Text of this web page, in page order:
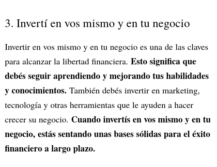
3. Invertí en vos mismo y en tu negocio
Invertir en vos mismo y en tu negocio es una de las claves
para alcanzar la libertad financiera. Esto significa que
debés seguir aprendiendo y mejorando tus habilidades
y conocimientos. También debés invertir en marketing,
tecnología y otras herramientas que le ayuden a hacer
crecer su negocio. Cuando invertís en vos mismo y en tu
negocio, estás sentando unas bases sólidas para el éxito
financiero a largo plazo.